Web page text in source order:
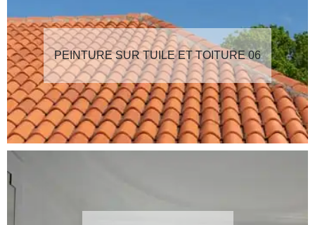
PEINTURE SUR TUILE ET TOITURE 06